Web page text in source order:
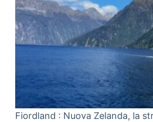
Fiordland : Nuova Zelanda, la